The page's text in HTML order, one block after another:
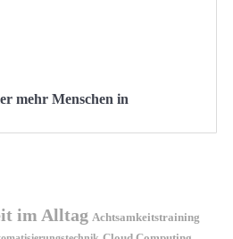
mehr Menschen in
im Alltag Achtsamkeitstraining